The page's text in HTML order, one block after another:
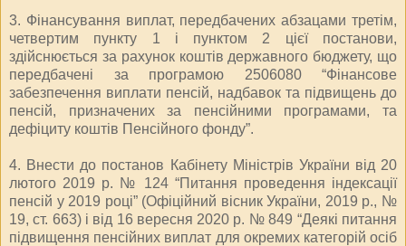
3. Фінансування виплат, передбачених абзацами третім,
четвертим пункту 1 і пунктом 2 цієї постанови,
здійснюється за рахунок коштів державного бюджету, що
передбачені за програмою 2506080 “Фінансове
забезпечення виплати пенсій, надбавок та підвищень до
пенсій, призначених за пенсійними програмами, та
дефіциту коштів Пенсійного фонду”.
4. Внести до постанов Кабінету Міністрів України від 20
лютого 2019 р. № 124 “Питання проведення індексації
пенсій у 2019 році” (Офіційний вісник України, 2019 р., №
19, ст. 663) і від 16 вересня 2020 р. № 849 “Деякі питання
підвищення пенсійних виплат для окремих категорій осіб